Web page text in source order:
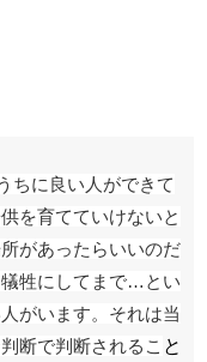
ちに良い人ができて
を育てていけないと
があったらいいのだ
牲にしてまで…とい
がいます。それは当
断で判断されるこ と